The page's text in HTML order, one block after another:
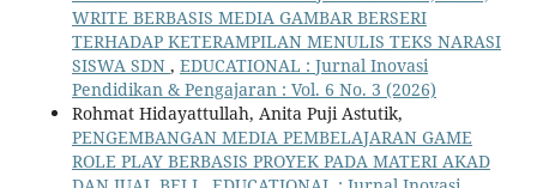
WRITE BERBASIS MEDIA GAMBAR BERSERI
TERHADAP KETERAMPILAN MENULIS TEKS NARASI
SISWA SDN , EDUCATIONAL : Jurnal Inovasi
Pendidikan & Pengajaran : Vol. 6 No. 3 (2026)
Rohmat Hidayattullah, Anita Puji Astutik,
PENGEMBANGAN MEDIA PEMBELAJARAN GAME
ROLE PLAY BERBASIS PROYEK PADA MATERI AKAD